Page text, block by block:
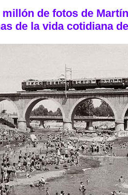
de fotos de
de la vida cotidiana